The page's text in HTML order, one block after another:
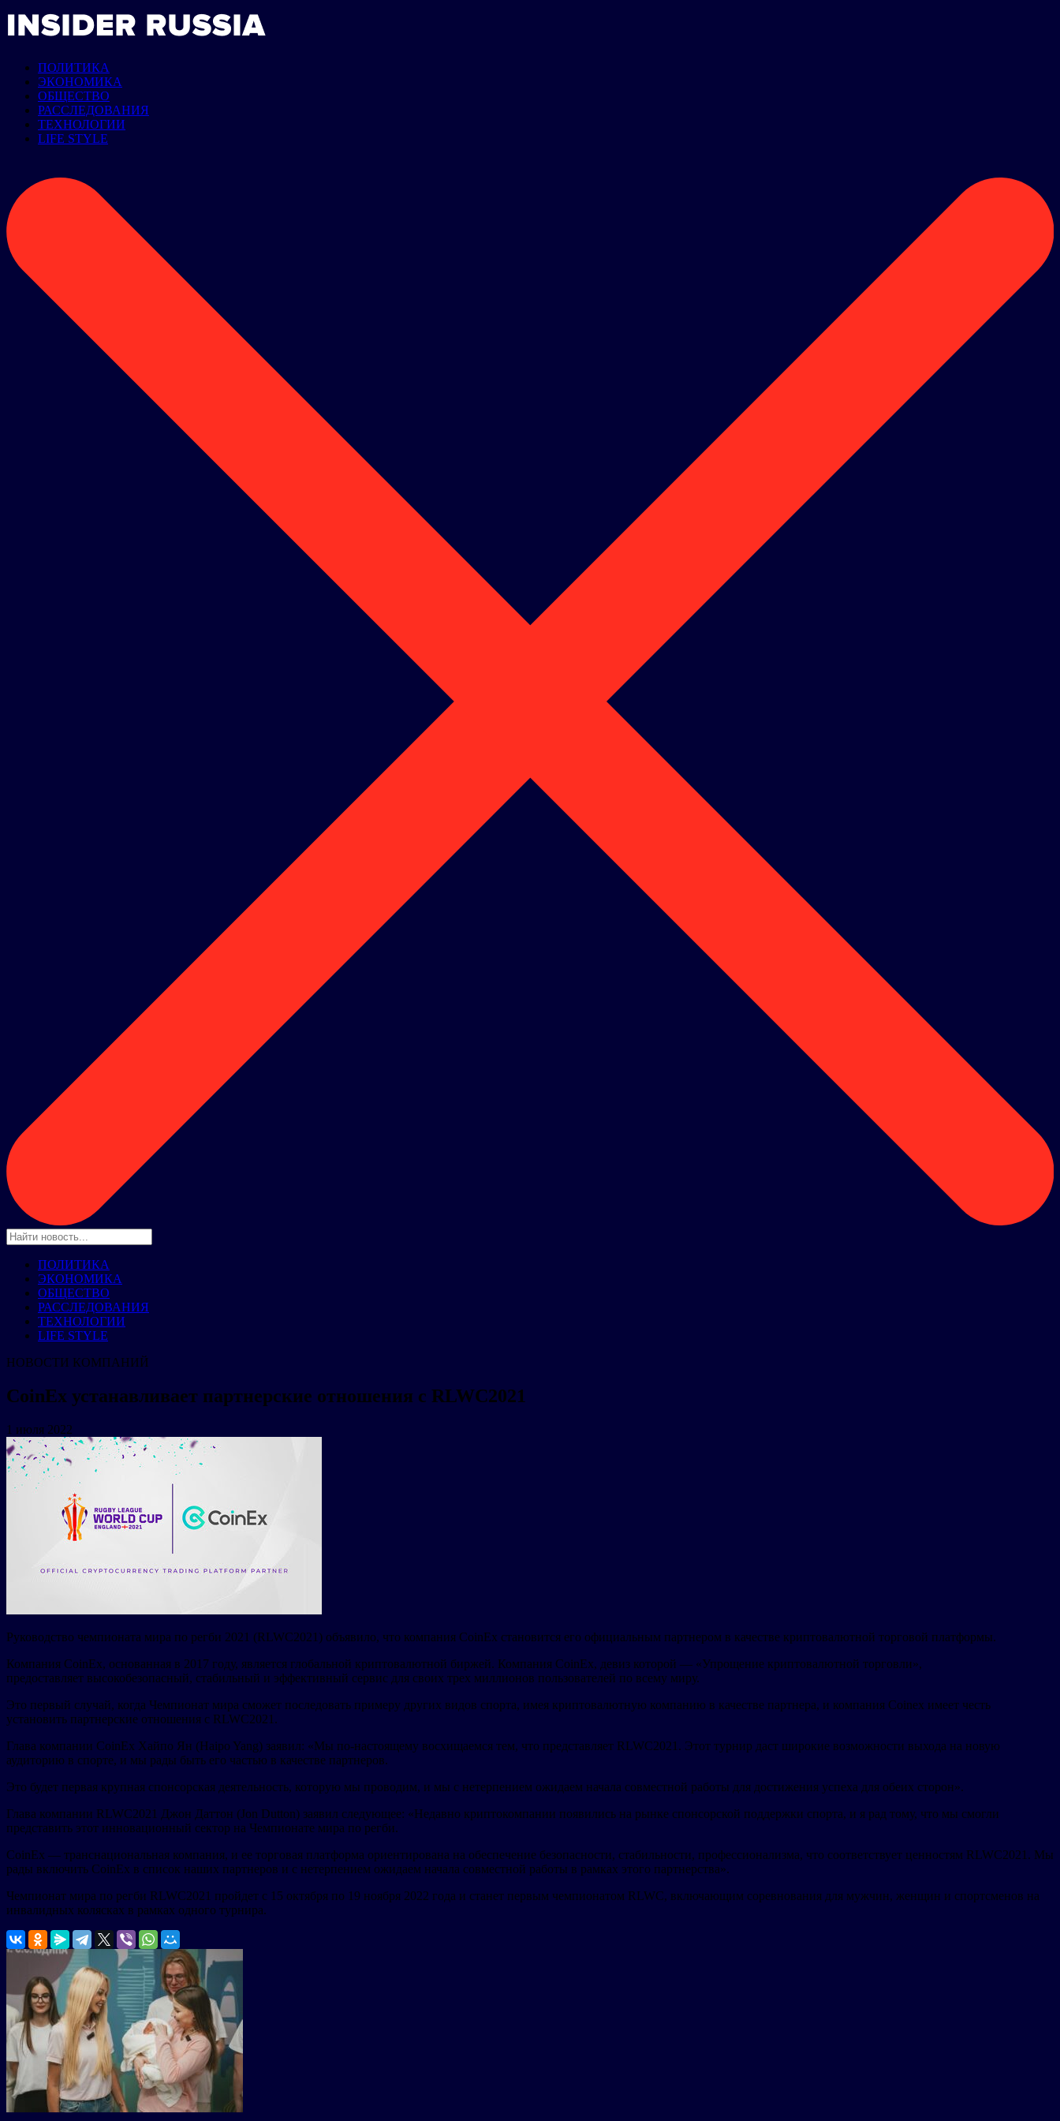
ПОЛИТИКА
ЭКОНОМИКА
ОБЩЕСТВО
РАССЛЕДОВАНИЯ
ТЕХНОЛОГИИ
LIFE STYLE
ПОЛИТИКА
ЭКОНОМИКА
ОБЩЕСТВО
РАССЛЕДОВАНИЯ
ТЕХНОЛОГИИ
LIFE STYLE
НОВОСТИ КОМПАНИЙ
CoinEx устанавливает партнерские отношения с RLWC2021
1 июля 2022
Руководство чемпионата мира по регби 2021 (RLWC2021) объявило, что компания CoinEx становится его официальным партнером в качестве криптовалютной торговой платформы.
Компания CoinEx, основанная в 2017 году, является глобальной криптовалютной биржей. Компания CoinEx, девиз которой — «Упрощение криптовалютной торговли»,
предоставляет высокобезопасный, стабильный и эффективный сервис для своих трех миллионов пользователей по всему миру.
Это первый случай, когда Чемпионат мира сможет последовать примеру других видов спорта, имея криптовалютную компанию в качестве партнера, и компания Coinex имеет честь
установить партнерские отношения с RLWC2021.
Глава компании CoinEx Хайпо Ян (Haipo Yang) заявил: «Мы по-настоящему восхищаемся тем, что представляет RLWC2021. Этот турнир даст широкие возможности выхода на новую
аудиторию в спорте, и мы рады быть его частью в качестве партнеров.
Это будет первая крупная спонсорская деятельность, которую мы проводим, и мы с нетерпением ожидаем начала совместной работы для достижения успеха для обеих сторон».
Глава компании RLWC2021 Джон Даттон (Jon Dutton) заявил следующее: «Недавно криптокомпании появились на рынке спонсорской поддержки спорта, и я рад тому, что мы смогли
представить этот инновационный сектор на Чемпионате мира по регби.
CoinEx — транснациональная компания, и ее торговая платформа ориентирована на обеспечение безопасности, стабильности, профессионализма, что соответствует ценностям RLWC2021. Мы
рады включить CoinEx в список наших партнеров и с нетерпением ожидаем начала совместной работы в рамках этого партнерства».
Чемпионат мира по регби RLWC2021 пройдет с 15 октября по 19 ноября 2022 года и станет первым чемпионатом RLWC, включающим соревнования для мужчин, женщин и спортсменов на
инвалидных колясках в рамках одного турнира.